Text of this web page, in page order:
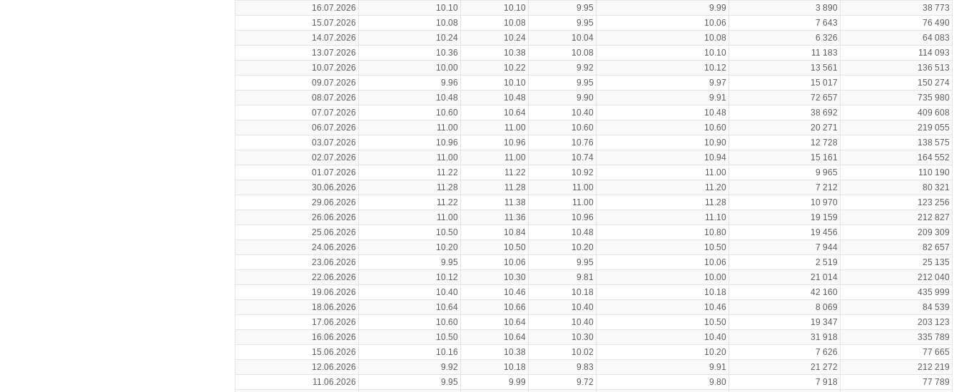
16.07.2026
10.10 10.10 9.95 9.99 3 890
38 773
15.07.2026
10.08 10.08 9.95 10.06 7 643
76 490
14.07.2026
10.24 10.24 10.04 10.08 6 326
64 083
13.07.2026
10.36 10.38 10.08 10.10 11 183
114 093
10.07.2026
10.00 10.22 9.92 10.12 13 561
136 513
09.07.2026
9.96 10.10 9.95 9.97 15 017
150 274
08.07.2026
10.48 10.48 9.90 9.91 72 657
735 980
07.07.2026
10.60 10.64 10.40 10.48 38 692
409 608
06.07.2026
11.00 11.00 10.60 10.60 20 271
219 055
03.07.2026
10.96 10.96 10.76 10.90 12 728
138 575
02.07.2026
11.00 11.00 10.74 10.94 15 161
164 552
01.07.2026
11.22 11.22 10.92 11.00 9 965
110 190
30.06.2026
11.28 11.28 11.00 11.20 7 212
80 321
29.06.2026
11.22 11.38 11.00 11.28 10 970
123 256
26.06.2026
11.00 11.36 10.96 11.10 19 159
212 827
25.06.2026
10.50 10.84 10.48 10.80 19 456
209 309
24.06.2026
10.20 10.50 10.20 10.50 7 944
82 657
23.06.2026
9.95 10.06 9.95 10.06 2 519
25 135
22.06.2026
10.12 10.30 9.81 10.00 21 014
212 040
19.06.2026
10.40 10.46 10.18 10.18 42 160
435 999
18.06.2026
10.64 10.66 10.40 10.46 8 069
84 539
17.06.2026
10.60 10.64 10.40 10.50 19 347
203 123
16.06.2026
10.50 10.64 10.30 10.40 31 918
335 789
15.06.2026
10.16 10.38 10.02 10.20 7 626
77 665
12.06.2026
9.92 10.18 9.83 9.91 21 272
212 219
11.06.2026
9.95 9.99 9.72 9.80 7 918 77 789